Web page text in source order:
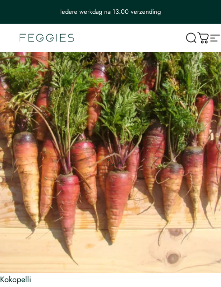
Iedere werkdag na 13.00 verzending
Feggies
Kokopelli